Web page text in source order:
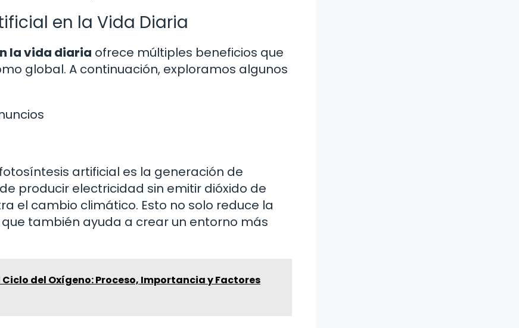
en la Vida Diaria
la vida diaria ofrece múltiples beneficios que
global. A continuación, exploramos algunos
artificial es la generación de
producir electricidad sin emitir dióxido de
el cambio climático. Esto no solo reduce la
también ayuda a crear un entorno más
del Oxígeno: Proceso, Importancia y Factores